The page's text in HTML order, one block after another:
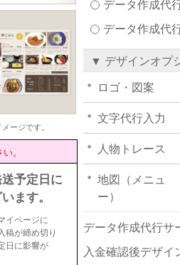
ージです。
。
予定日に
ます。
イページに
稿が締め切り
日に影響が
データ作成代
データ作成代
▼ デザインオプ
ロゴ・図案
文字代行入力
人物トレース
地図（メニュ
ー）
データ作成代行サ
入金確認後デザイ